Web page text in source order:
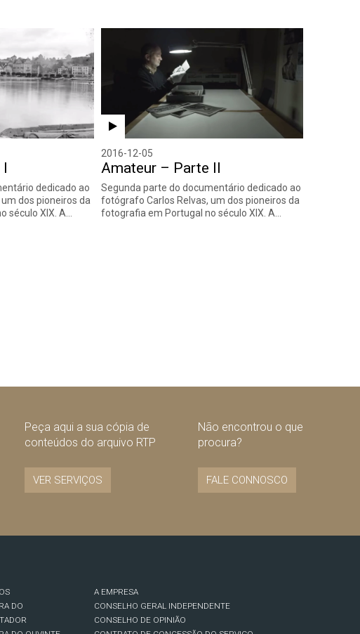
dedicado ao
dos pioneiros da
século XIX. A…
2016-12-05
Amateur – Parte II
Segunda parte do documentário dedicado ao
fotógrafo Carlos Relvas, um dos pioneiros da
fotografia em Portugal no século XIX. A…
Peça aqui a sua cópia de
conteúdos do arquivo RTP
VER SERVIÇOS
Não encontrou o que
procura?
FALE CONNOSCO
DO
A EMPRESA
CONSELHO GERAL INDEPENDENTE
CONSELHO DE OPINIÃO